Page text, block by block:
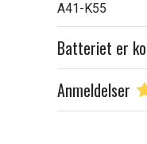
A41-K55
Batteriet er
Anmeldelser